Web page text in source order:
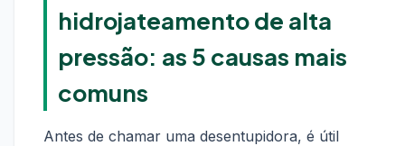
hidrojateamento de alta
pressão: as 5 causas mais
comuns
Antes de chamar uma desentupidora, é útil